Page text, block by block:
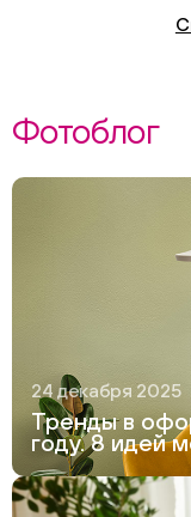
Фотоблог
24 декабря 2025
Тренды в
году. 8 идей